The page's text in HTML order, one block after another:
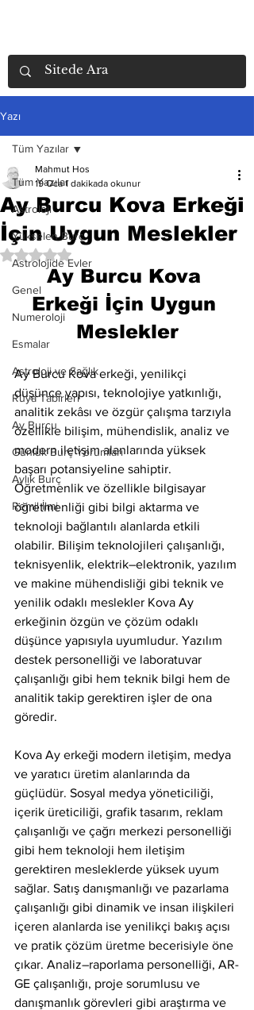
Yazı
Tüm Yazılar
Astroloji
Yükselen Burç
Astrolojide Evler
Genel
Numeroloji
Esmalar
Astroloji ve Sağlık
Rüya Tabirleri
Ay Burcu
Günlük Burç Yorumları
Aylık Burç
Remil İlmi
Tüm Yazılar
Ay Burcu Kova Erkeği
İçin Uygun Meslekler
Mahmut Hos
19 Oca 1 dakikada okunur
5 üzerinden NaN yıldız
Ay Burcu Kova
Erkeği İçin Uygun
Meslekler
Ay Burcu Kova erkeği, yenilikçi
düşünce yapısı, teknolojiye yatkınlığı,
analitik zekâsı ve özgür çalışma tarzıyla
özellikle bilişim, mühendislik, analiz ve
modern iletişim alanlarında yüksek
başarı potansiyeline sahiptir.
Öğretmenlik ve özellikle bilgisayar
öğretmenliği gibi bilgi aktarma ve
teknoloji bağlantılı alanlarda etkili
olabilir. Bilişim teknolojileri çalışanlığı,
teknisyenlik, elektrik–elektronik, yazılım
ve makine mühendisliği gibi teknik ve
yenilik odaklı meslekler Kova Ay
erkeğinin özgün ve çözüm odaklı
düşünce yapısıyla uyumludur. Yazılım
destek personelliği ve laboratuvar
çalışanlığı gibi hem teknik bilgi hem de
analitik takip gerektiren işler de ona
göredir.
Kova Ay erkeği modern iletişim, medya
ve yaratıcı üretim alanlarında da
güçlüdür. Sosyal medya yöneticiliği,
içerik üreticiliği, grafik tasarım, reklam
çalışanlığı ve çağrı merkezi personelliği
gibi hem teknoloji hem iletişim
gerektiren mesleklerde yüksek uyum
sağlar. Satış danışmanlığı ve pazarlama
çalışanlığı gibi dinamik ve insan ilişkileri
içeren alanlarda ise yenilikçi bakış açısı
ve pratik çözüm üretme becerisiyle öne
çıkar. Analiz–raporlama personelliği, AR-
GE çalışanlığı, proje sorumlusu ve
danışmanlık görevleri gibi araştırma ve